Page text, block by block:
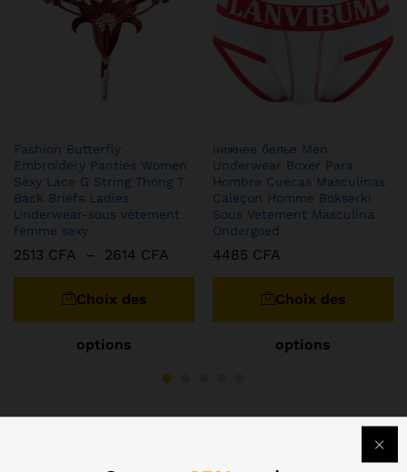
Fashion Butterfly
Embroidery Panties Women
Sexy Lace G String Thong T
Back Briefs Ladies
Underwear-sous vetement
femme sexy
2513 CFA – 2614 CFA
Choix des
options
нижнее белье Men
Underwear Boxer Para
Hombre Cuecas Masculinas
Caleçon Homme Bokserki
Sous Vetement Masculina
Ondergoed
4485 CFA
Choix des
options